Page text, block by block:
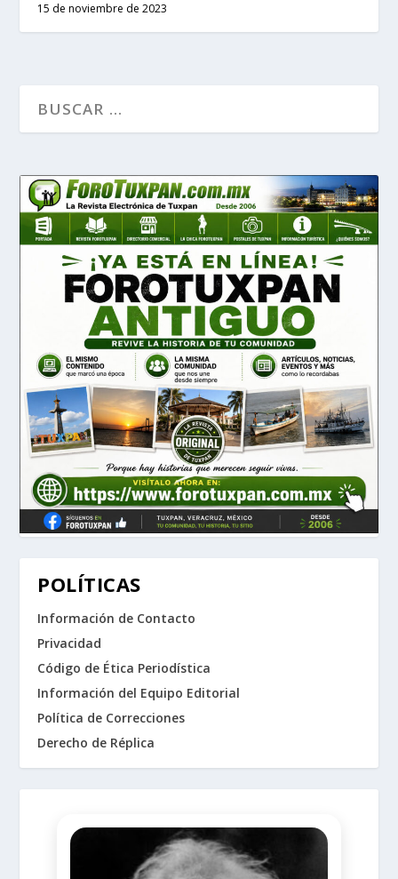
15 de noviembre de 2023
POLÍTICAS
Información de Contacto
Privacidad
Código de Ética Periodística
Información del Equipo Editorial
Política de Correcciones
Derecho de Réplica